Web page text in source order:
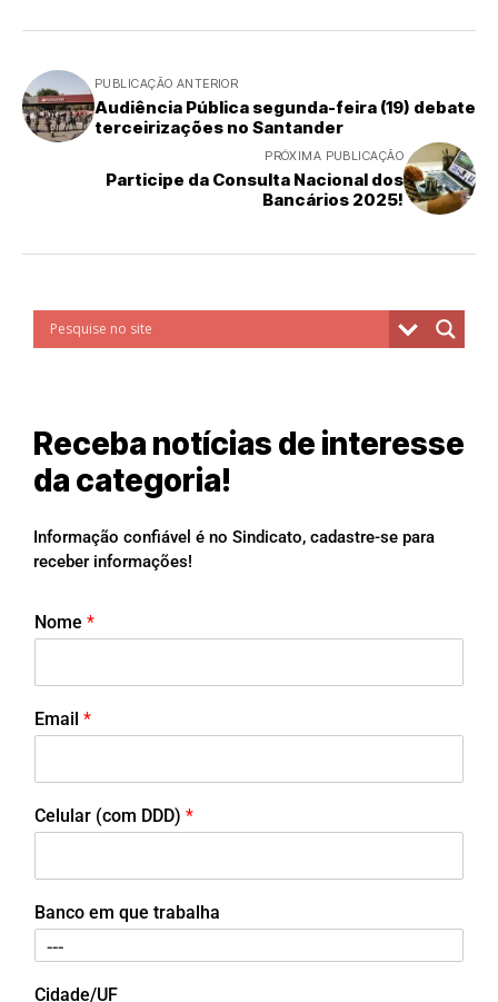
PUBLICAÇÃO ANTERIOR
Audiência Pública segunda-feira (19) debate
terceirizações no Santander
PRÓXIMA PUBLICAÇÃO
Participe da Consulta Nacional dos
Bancários 2025!
Receba notícias de interesse
da categoria!
Informação confiável é no Sindicato, cadastre-se para
receber informações!
Nome *
Email *
Celular (com DDD) *
Banco em que trabalha
Cidade/UF